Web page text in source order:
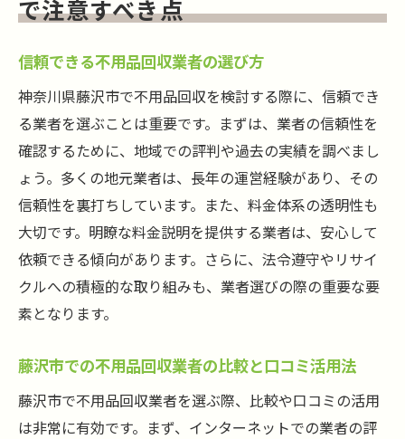
で注意すべき点
信頼できる不用品回収業者の選び方
神奈川県藤沢市で不用品回収を検討する際に、信頼でき
る業者を選ぶことは重要です。まずは、業者の信頼性を
確認するために、地域での評判や過去の実績を調べまし
ょう。多くの地元業者は、長年の運営経験があり、その
信頼性を裏打ちしています。また、料金体系の透明性も
大切です。明瞭な料金説明を提供する業者は、安心して
依頼できる傾向があります。さらに、法令遵守やリサイ
クルへの積極的な取り組みも、業者選びの際の重要な要
素となります。
藤沢市での不用品回収業者の比較と口コミ活用法
藤沢市で不用品回収業者を選ぶ際、比較や口コミの活用
は非常に有効です。まず、インターネットでの業者の評